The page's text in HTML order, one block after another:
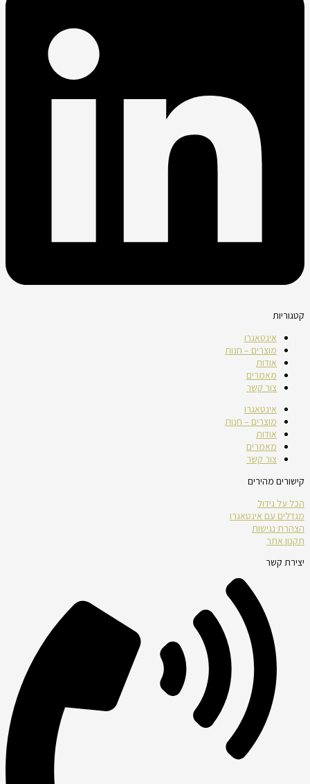
קטגוריות
אינטאגרו
מוצרים – חנות
אודות
מאמרים
צור קשר
אינטאגרו
מוצרים – חנות
אודות
מאמרים
צור קשר
קישורים מהירים
הכל על גידול
מגדלים עם אינטאגרו
הצהרת נגישות
תקנון אתר
יצירת קשר